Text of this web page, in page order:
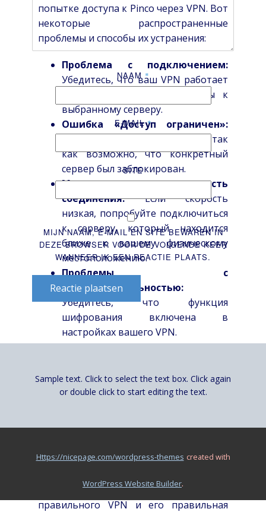
попытке доступа к Pinco через VPN. Вот
некоторые распространенные
проблемы и способы их устранения:
Проблема с подключением:
Убедитесь, что ваш VPN работает
корректно и вы подключены к
выбранному серверу.
Ошибка «Доступ ограничен»:
Попробуйте сменить сервер, так
как возможно, что конкретный
сервер был заблокирован.
Медленная скорость
соединения:Если скорость
низкая, попробуйте подключиться
к серверу, который находится
ближе к вашему физическому
местоположению.
Проблемы с
конфиденциальностью:
Убедитесь, что функция
шифрования включена в
настройках вашего VPN.
Использование VPN для доступа к Pinco
может существенно облегчить вашу
регионе с жесткими лимитациями.
настройке и конфигурации, вы сможете
доступ к желаемому контенту. Выбор
правильного VPN и его правильная
NAAM *
E-MAIL*
SITE
MIJN NAAM, E-MAIL EN SITE BEWAREN IN
DEZE BROWSER VOOR DE VOLGENDE KEER
WANNEER IK EEN REACTIE PLAATS.
Reactie plaatsen
Sample text. Click to select the text box. Click again
or double click to start editing the text.
https://nicepage.com/wordpress-themes created with
WordPress Website Builder.